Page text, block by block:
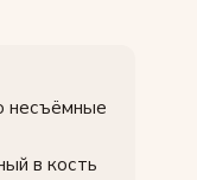
несъёмные
в кость